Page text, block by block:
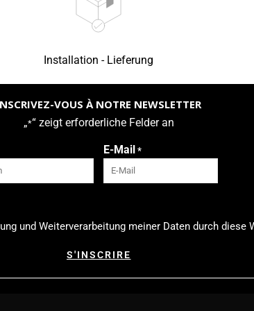
Installation - Lieferung
VOUS À NOTRE NEWSLETTER
„*“ zeigt erforderliche Felder an
E-Mail *
und Weiterverarbeitung meiner Daten durch diese